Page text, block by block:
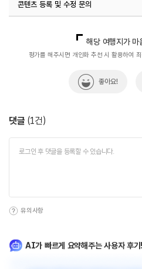
콘텐츠 등록 및 수정 문의
열린관광콘텐츠팀(열린관광-모두의여행)
해당 여행지가 마
평가를 해주시면 개인화 추천 시 활용하여
좋아요!
댓글 (1건)
유의사항
AI가 빠르게 요약해주는 사용자 후기!